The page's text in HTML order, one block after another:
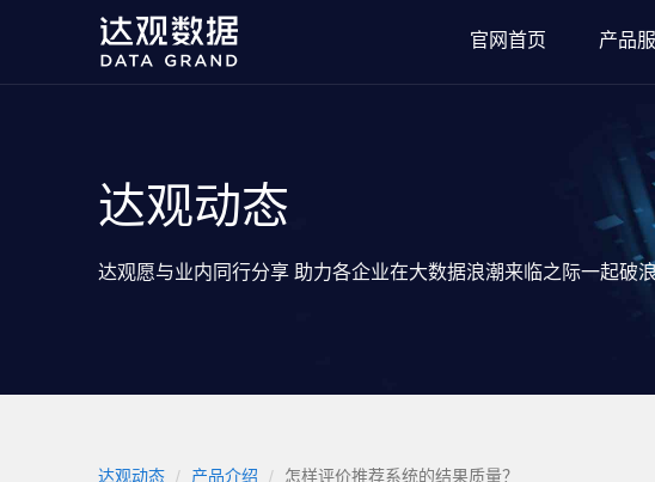
官网首页 产品
达观动态
达观愿与业内同行分享 助力各企业在大数据浪潮来临之际一起破
达观动态 产品介绍 怎样评价推荐系统的结果质量？